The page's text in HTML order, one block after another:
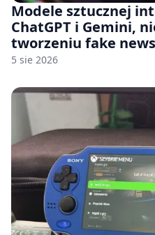
Modele sztucznej
ChatGPT i Gemini,
tworzeniu fake
jeśli rozmawiasz z
5 sie 2026